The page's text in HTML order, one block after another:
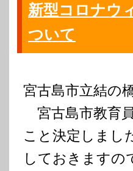
新型コロナウ
ついて
宮古島市立結の
宮古島市教育
こと決定しまし
しておきますの